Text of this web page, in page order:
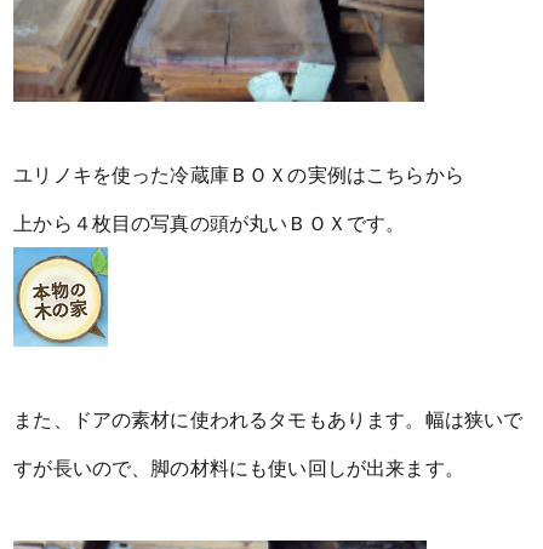
ユリノキを使った冷蔵庫ＢＯＸの実例はこちらから
上から４枚目の写真の頭が丸いＢＯＸです。
また、ドアの素材に使われるタモもあります。幅は狭いで
すが長いので、脚の材料にも使い回しが出来ます。